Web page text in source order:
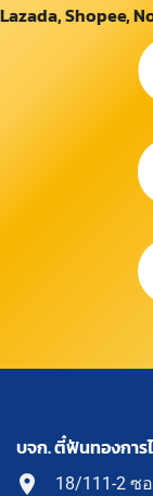
Lazada, Shopee,
บจก. ตี๋ฟันทองการ
18/111-2 ซ